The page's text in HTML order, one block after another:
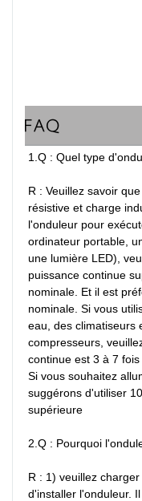
FAQ
1.Q : Quel type
R : Veuillez savoir
résistive et charge
l'onduleur pour
ordinateur portable,
une lumière LED),
puissance continue
nominale. Et il est
nominale. Si vous
eau, des climatiseurs
compresseurs,
continue est 3 à 7
Si vous souhaitez
suggérons d'utiliser
supérieure
2.Q : Pourquoi
R : 1) veuillez
d'installer l'onduleur.